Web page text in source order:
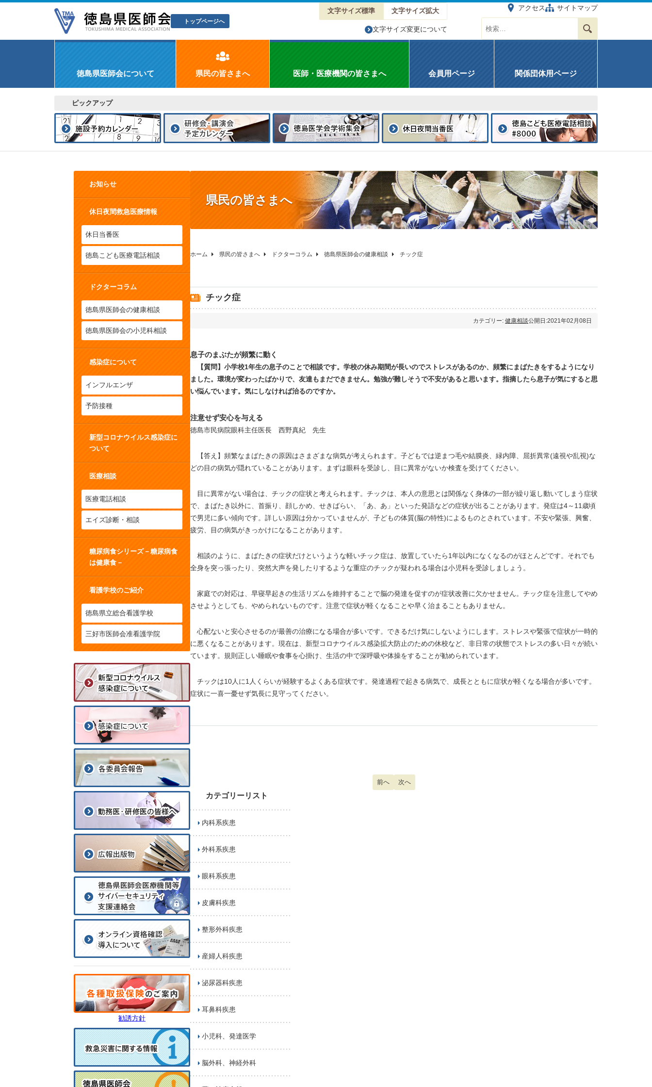
トップページへ
文字サイズ標準 文字サイズ拡大
文字サイズ変更について
アクセス
サイトマップ
徳島県医師会について 県民の皆さまへ 医師・医療機関の皆さまへ 会員用ページ 関係団体用ページ
ピックアップ
県民の皆さまへ
ホーム 県民の皆さまへ ドクターコラム 徳島県医師会の健康相談 チック症
チック症
カテゴリー: 健康相談公開日:2021年02月08日
息子のまぶたが頻繁に動く
【質問】小学校1年生の息子のことで相談です。学校の休み期間が長いのでストレスがあるのか、頻繁にまばたきをするようになり
ました。環境が変わったばかりで、友達もまだできません。勉強が難しそうで不安があると思います。指摘したら息子が気にすると思
い悩んでいます。気にしなければ治るのですか。
注意せず安心を与える
徳島市民病院眼科主任医長 西野真紀 先生
【答え】頻繁なまばたきの原因はさまざまな病気が考えられます。子どもでは逆まつ毛や結膜炎、緑内障、屈折異常(遠視や乱視)な
どの目の病気が隠れていることがあります。まずは眼科を受診し、目に異常がないか検査を受けてください。
目に異常がない場合は、チックの症状と考えられます。チックは、本人の意思とは関係なく身体の一部が繰り返し動いてしまう症状
で、まばたき以外に、首振り、顔しかめ、せきばらい、「あ、あ」といった発語などの症状が出ることがあります。発症は4～11歳頃
で男児に多い傾向です。詳しい原因は分かっていませんが、子どもの体質(脳の特性)によるものとされています。不安や緊張、興奮、
疲労、目の病気がきっかけになることがあります。
相談のように、まばたきの症状だけというような軽いチック症は、放置していたら1年以内になくなるのがほとんどです。それでも
全身を突っ張ったり、突然大声を発したりするような重症のチックが疑われる場合は小児科を受診しましょう。
家庭での対応は、早寝早起きの生活リズムを維持することで脳の発達を促すのが症状改善に欠かせません。チック症を注意してやめ
させようとしても、やめられないものです。注意で症状が軽くなることや早く治まることもありません。
心配ないと安心させるのが最善の治療になる場合が多いです。できるだけ気にしないようにします。ストレスや緊張で症状が一時的
に悪くなることがあります。現在は、新型コロナウイルス感染拡大防止のための休校など、非日常の状態でストレスの多い日々が続い
ています。規則正しい睡眠や食事を心掛け、生活の中で深呼吸や体操をすることが勧められています。
チックは10人に1人くらいが経験するよくある症状です。発達過程で起きる病気で、成長とともに症状が軽くなる場合が多いです。
症状に一喜一憂せず気長に見守ってください。
前の記事へ: 起立性調節障害
前へ 次の記事へ: 前立腺がん
次へ
カテゴリーリスト
内科系疾患
外科系疾患
眼科系疾患
皮膚科疾患
整形外科疾患
産婦人科疾患
泌尿器科疾患
耳鼻科疾患
小児科、発達医学
脳外科、神経外科
お知らせ
休日夜間救急医療情報
休日当番医
徳島こども医療電話相談
ドクターコラム
徳島県医師会の健康相談
徳島県医師会の小児科相談
感染症について
インフルエンザ
予防接種
新型コロナウイルス感染症に
ついて
医療相談
医療電話相談
エイズ診断・相談
糖尿病食シリーズ－糖尿病食
は健康食－
看護学校のご紹介
徳島県立総合看護学校
三好市医師会准看護学院
勧誘方針